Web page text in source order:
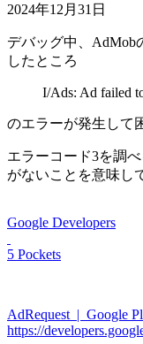
2024年12月31日
デバッグ中、AdMob
したところ
I/Ads: Ad failed
のエラーが発生して
エラーコード3を調
がないことを意味し
Google Developers
5 Pockets
AdRequest | Google
https://